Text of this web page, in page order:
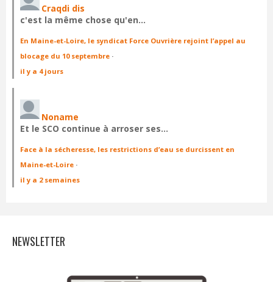
Craqdi dis
c'est la même chose qu'en…
En Maine-et-Loire, le syndicat Force Ouvrière rejoint l’appel au
blocage du 10 septembre ·
il y a 4 jours
Noname
Et le SCO continue à arroser ses…
Face à la sécheresse, les restrictions d’eau se durcissent en
Maine-et-Loire ·
il y a 2 semaines
NEWSLETTER